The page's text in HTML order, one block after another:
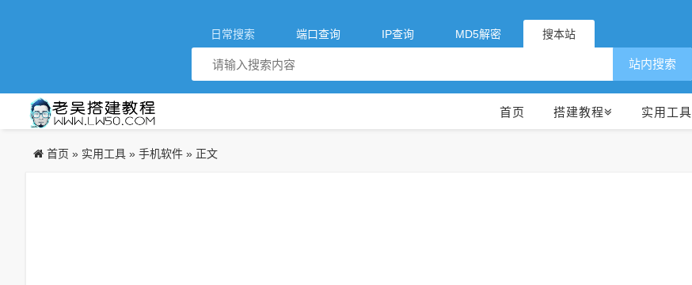
日常搜索 端口查询 IP查询 MD5解密 搜本站
站内搜索
首页 搭建教程 实用工具
首页 » 实用工具 » 手机软件 » 正文